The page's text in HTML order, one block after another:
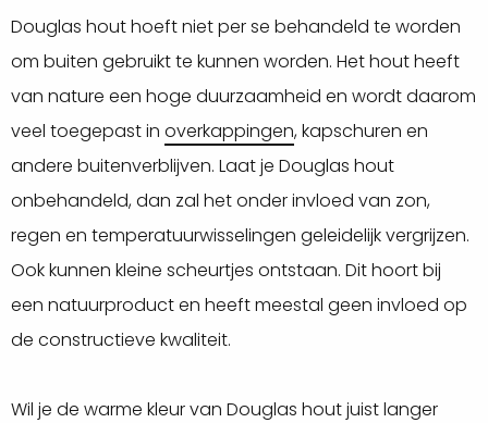
Douglas hout hoeft niet per se behandeld te worden
om buiten gebruikt te kunnen worden. Het hout heeft
van nature een hoge duurzaamheid en wordt daarom
veel toegepast in overkappingen, kapschuren en
andere buitenverblijven. Laat je Douglas hout
onbehandeld, dan zal het onder invloed van zon,
regen en temperatuurwisselingen geleidelijk vergrijzen.
Ook kunnen kleine scheurtjes ontstaan. Dit hoort bij
een natuurproduct en heeft meestal geen invloed op
de constructieve kwaliteit.
Wil je de warme kleur van Douglas hout juist langer